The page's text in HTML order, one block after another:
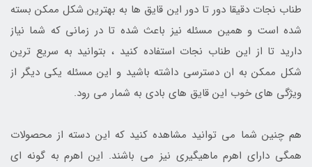
طناب نجات دقیقا دور تا دور این قایق ها به بهترین شکل ممکن بسته
شده است و همین مسئله نیز باعث شده تا در زمانی که شما نیاز
دارید تا از این طناب نجات استفاده کنید ، بتوانید به سریع ترین
شکل ممکن به ان دسترسی داشته باشید و این مسئله یکی دیگر از
ویژگی های خوب این قایق های بادی به شمار می رود.
هم چنین شما می توانید مشاهده کنید که این دسته از محصولات
همگی دارای اهرم ماهیگیری نیز می باشند. این اهرم به گونه ای